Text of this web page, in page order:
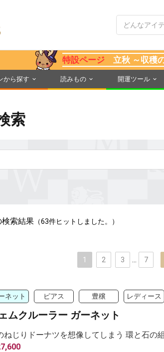
特設ページ立秋 ～収穫の
から探す 読みもの 開運ツール
索
検索結果 （63件ヒットしました。）
1 2 3 7
ネット ピアス 豊穣 レディース
ムクルーラー ガーネット
ねじりドーナツを想像してしまう 環と石の